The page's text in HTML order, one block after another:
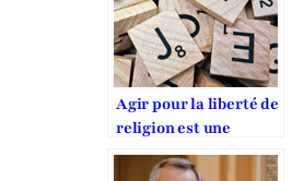
Agir pour la liberté de
religion est une
obligation morale